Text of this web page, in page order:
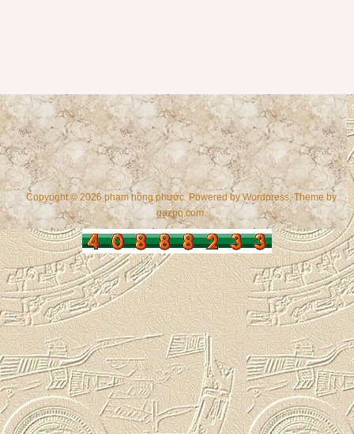
Copyright © 2026 phạm hồng phước. Powered byWordpress , Theme by
gazpo.com.